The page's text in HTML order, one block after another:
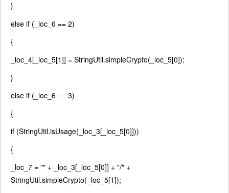
}
else if (_loc_6 == 2)
{
_loc_4[_loc_5[1]] = StringUtil.simpleCrypto(_loc_5[0]);
}
else if (_loc_6 == 3)
{
if (StringUtil.isUsage(_loc_3[_loc_5[0]]))
{
_loc_7 = "" + _loc_3[_loc_5[0]] + "/" +
StringUtil.simpleCrypto(_loc_5[1]);